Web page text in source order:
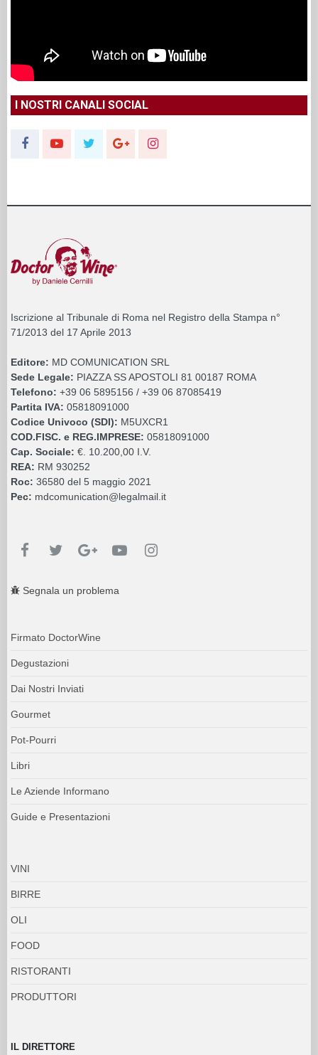
I NOSTRI CANALI SOCIAL
Iscrizione al Tribunale di Roma nel Registro della Stampa n°
71/2013 del 17 Aprile 2013
Editore: MD COMUNICATION SRL
Sede Legale: PIAZZA SS APOSTOLI 81 00187 ROMA
Telefono: +39 06 5895156 / +39 06 87085419
Partita IVA: 05818091000
Codice Univoco (SDI): M5UXCR1
COD.FISC. e REG.IMPRESE: 05818091000
Cap. Sociale: €. 10.200,00 I.V.
REA: RM 930252
Roc: 36580 del 5 maggio 2021
Pec: mdcomunication@legalmail.it
Segnala un problema
Firmato DoctorWine
Degustazioni
Dai Nostri Inviati
Gourmet
Pot-Pourri
Libri
Le Aziende Informano
Guide e Presentazioni
VINI
BIRRE
OLI
FOOD
RISTORANTI
PRODUTTORI
IL DIRETTORE